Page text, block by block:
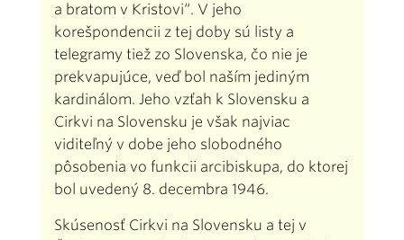
a bratom v Kristovi“. V jeho
korešpondencii z tej doby sú listy a
telegramy tiež zo Slovenska, čo nie je
prekvapujúce, veď bol naším jediným
kardinálom. Jeho vzťah k Slovensku a
Cirkvi na Slovensku je však najviac
viditeľný v dobe jeho slobodného
pôsobenia vo funkcii arcibiskupa, do ktorej
bol uvedený 8. decembra 1946.
Skúsenosť Cirkvi na Slovensku a tej v